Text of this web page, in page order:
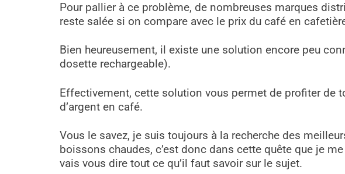
Pour pallier à ce problème, de nombreuses marques
reste salée si on compare avec le prix du café en
Bien heureusement, il existe une solution encore peu
dosette rechargeable).
Effectivement, cette solution vous permet de profiter de
d’argent en café.
Vous le savez, je suis toujours à la recherche des
boissons chaudes, c’est donc dans cette quête que je
vais vous dire tout ce qu’il faut savoir sur le sujet.